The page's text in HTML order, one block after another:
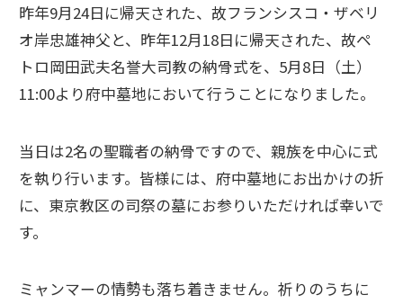
昨年9月24日に帰天された、故フランシスコ・ザベリ
オ岸忠雄神父と、昨年12月18日に帰天された、故ペ
トロ岡田武夫名誉大司教の納骨式を、5月8日（土）
11:00より府中墓地において行うことになりました。
当日は2名の聖職者の納骨ですので、親族を中心に式
を執り行います。皆様には、府中墓地にお出かけの折
に、東京教区の司祭の墓にお参りいただければ幸いで
す。
ミャンマーの情勢も落ち着きません。祈りのうちに